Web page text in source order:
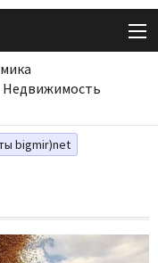
Недвижимость
bigmir)net